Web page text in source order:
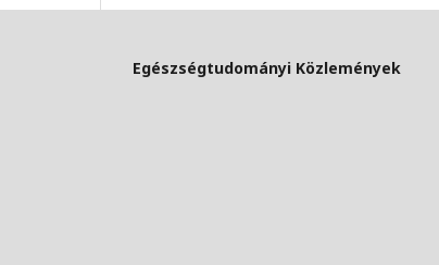
Egészségtudományi Közlemények